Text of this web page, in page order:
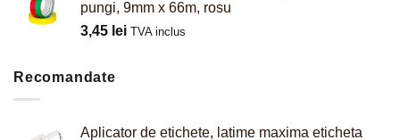
pungi, 9mm x 66m, rosu
3,45 lei TVA inclus
Recomandate
Aplicator de etichete, latime maxima eticheta